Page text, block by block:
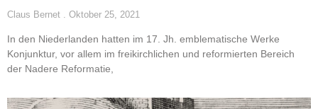
Claus Bernet Oktober 25, 2021
In den Niederlanden hatten im 17. Jh. emblematische Werke
Konjunktur, vor allem im freikirchlichen und reformierten Bereich
der Nadere Reformatie,